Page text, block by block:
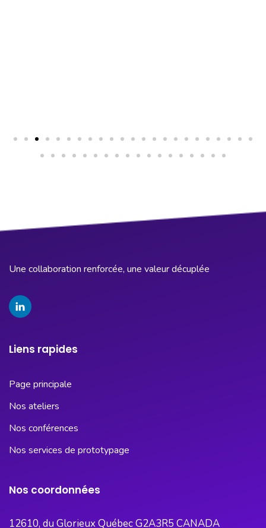
Une collaboration renforcée, une valeur décuplée
Liens rapides
Page principale
Nos ateliers
Nos conférences
Nos services de prototypage
Nos coordonnées
12610, du Glorieux Québec G2A3R5 CANADA